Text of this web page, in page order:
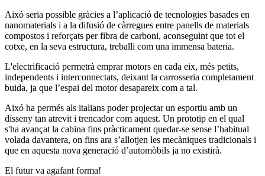
Aixó seria possible gràcies a l’aplicació de tecnologies basades en
nanomaterials i a la difusió de càrregues entre panells de materials
compostos i reforçats per fibra de carboni, aconseguint que tot el
cotxe, en la seva estructura, treballi com una immensa bateria.
L'electrificació permetrà emprar motors en cada eix, més petits,
independents i interconnectats, deixant la carrosseria completament
buida, ja que l’espai del motor desapareix com a tal.
Aixó ha permés als italians poder projectar un esportiu amb un
disseny tan atrevit i trencador com aquest. Un prototip en el qual
s'ha avançat la cabina fins pràcticament quedar-se sense l’habitual
volada davantera, on fins ara s’allotjen les mecàniques tradicionals i
que en aquesta nova generació d’automòbils ja no existirà.
El futur va agafant forma!